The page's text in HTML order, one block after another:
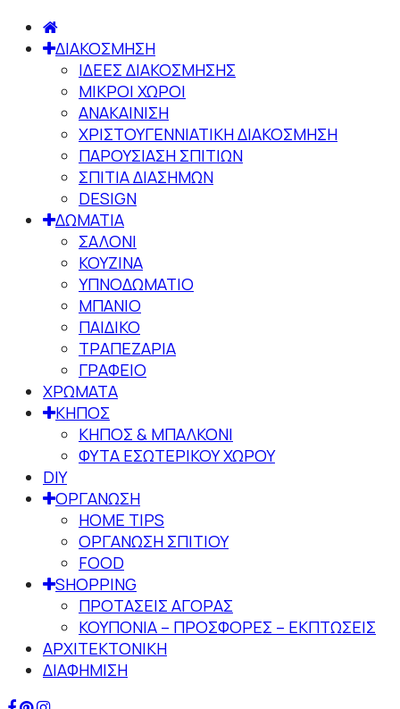
ΔΙΑΚΟΣΜΗΣΗ
ΙΔΕΕΣ ΔΙΑΚΟΣΜΗΣΗΣ
ΜΙΚΡΟΙ ΧΩΡΟΙ
ΑΝΑΚΑΙΝΙΣΗ
ΧΡΙΣΤΟΥΓΕΝΝΙΑΤΙΚΗ ΔΙΑΚΟΣΜΗΣΗ
ΠΑΡΟΥΣΙΑΣΗ ΣΠΙΤΙΩΝ
ΣΠΙΤΙΑ ΔΙΑΣΗΜΩΝ
DESIGN
ΔΩΜΑΤΙΑ
ΣΑΛΟΝΙ
ΚΟΥΖΙΝΑ
ΥΠΝΟΔΩΜΑΤΙΟ
ΜΠΑΝΙΟ
ΠΑΙΔΙΚΟ
ΤΡΑΠΕΖΑΡΙΑ
ΓΡΑΦΕΙΟ
ΧΡΩΜΑΤΑ
ΚΗΠΟΣ
ΚΗΠΟΣ & ΜΠΑΛΚΟΝΙ
ΦΥΤΑ ΕΣΩΤΕΡΙΚΟΥ ΧΩΡΟΥ
DIY
ΟΡΓΑΝΩΣΗ
HOME TIPS
ΟΡΓΑΝΩΣΗ ΣΠΙΤΙΟΥ
FOOD
SHOPPING
ΠΡΟΤΑΣΕΙΣ ΑΓΟΡΑΣ
ΚΟΥΠΟΝΙΑ – ΠΡΟΣΦΟΡΕΣ – ΕΚΠΤΩΣΕΙΣ
ΑΡΧΙΤΕΚΤΟΝΙΚΗ
ΔΙΑΦΗΜΙΣΗ